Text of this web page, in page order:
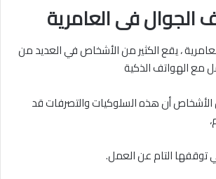
الجوال فى العامرية
، يقع الكثير من الأشخاص في العديد من
مع الهواتف الذكية
الأشخاص أن هذه السلوكيات والتصرفات قد
توقفها التام عن العمل.